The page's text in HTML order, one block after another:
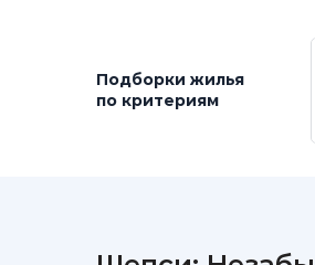
Подборки жилья
по критериям